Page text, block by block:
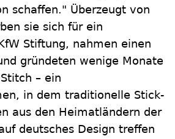
schaffen." Überzeugt von
sie sich für ein
Stiftung, nahmen einen
gründeten wenige Monate
– ein
in dem traditionelle Stick-
aus den Heimatländern der
deutsches Design treffen